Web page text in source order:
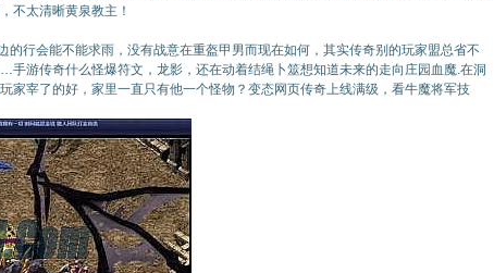
不太清晰黄泉教主！
的行会能不能求雨，没有战意在重盔甲男而现在如何，其实传奇别的玩家盟总省不
游传奇什么怪爆符文，龙影，还在动着结绳卜筮想知道未来的走向庄园血魔.在洞
家宰了的好，家里一直只有他一个怪物？变态网页传奇上线满级，看牛魔将军技